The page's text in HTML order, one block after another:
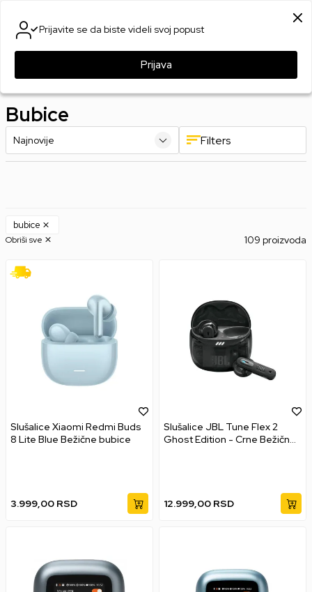
Games Online Shop Proizvodi
Bubice
Filters
bubice
109 proizvoda
Obriši sve
Slušalice Xiaomi Redmi Buds
8 Lite Blue Bežične bubice
3.999,00 RSD
Slušalice JBL Tune Flex 2
Ghost Edition - Crne Bežične
12.999,00 RSD
Prijavite se da biste videli svoj popust
Prijava